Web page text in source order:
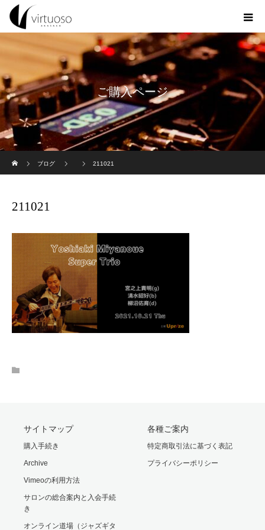
ご購入ページ
ブログ
211021
211021
サイトマップ
購入手続き
Archive
Vimeoの利用方法
サロンの総合案内と入会手続
き
オンライン道場（ジャズギタ
各種ご案内
特定商取引法に基づく表記
プライバシーポリシー